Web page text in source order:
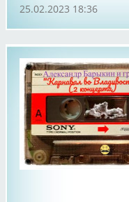
25.02.2023 18:36